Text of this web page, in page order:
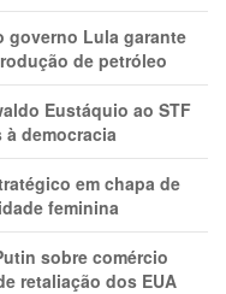
governo Lula garante
de petróleo
Eustáquio ao STF
democracia
em chapa de
feminina
sobre comércio
retaliação dos EUA